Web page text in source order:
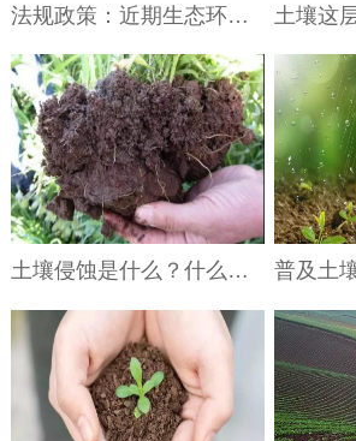
法规政策：近期生态环境政策新规盘点
土壤侵蚀是什么？什么导致了土壤侵蚀？